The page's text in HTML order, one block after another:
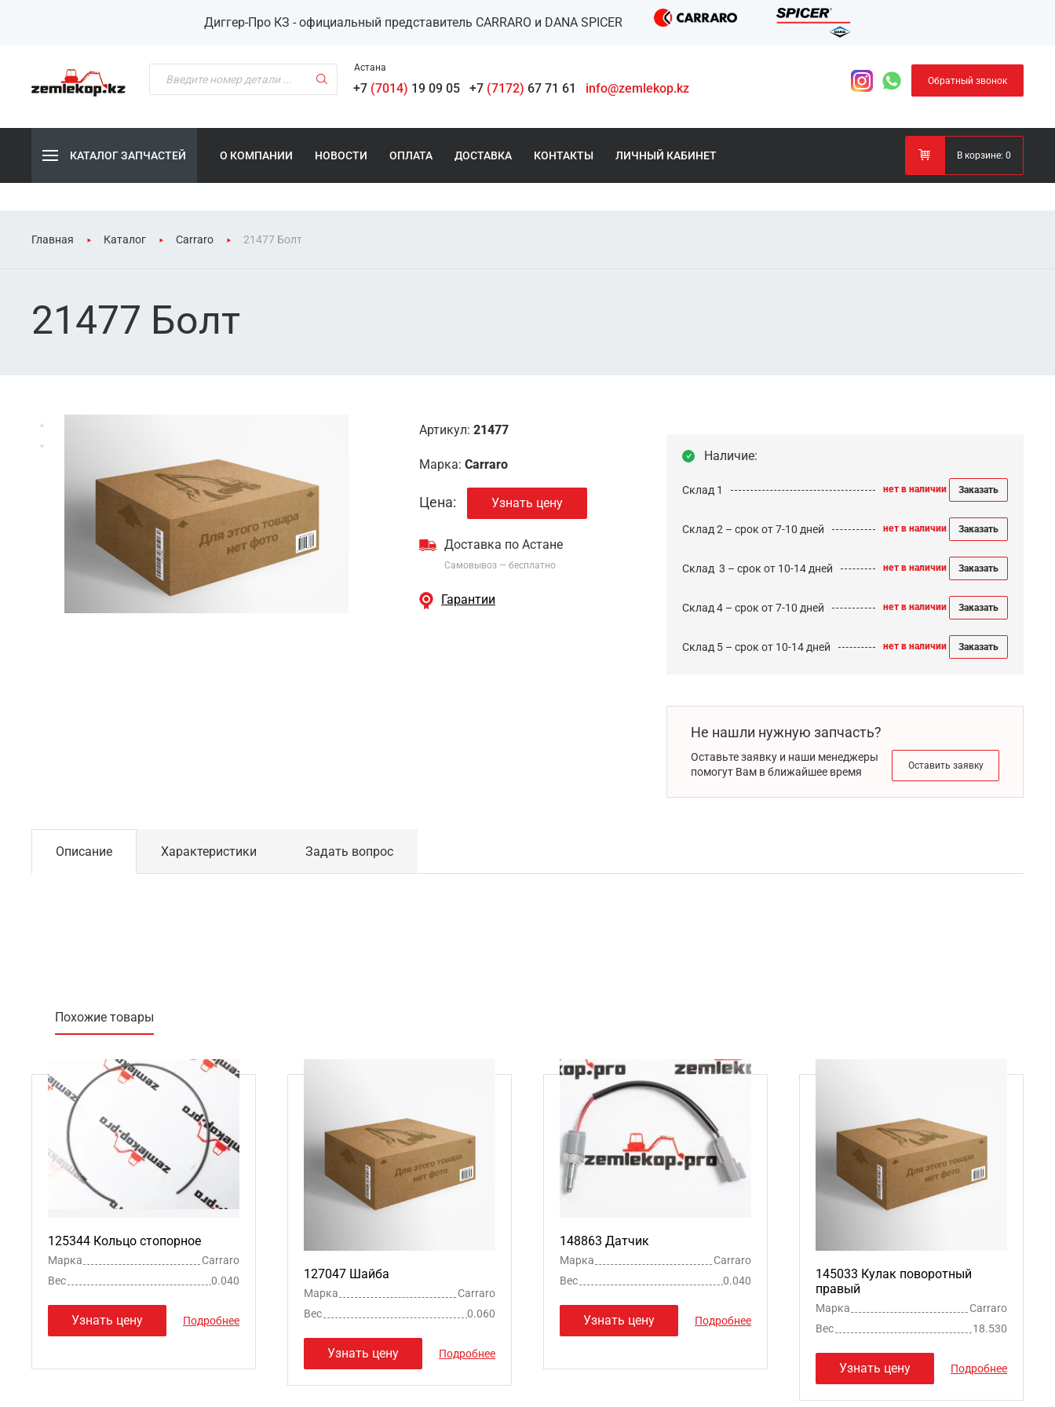
Диггер-Про КЗ - официальный представитель CARRARO и DANA SPICER
Астана
+7 (7014) 19 09 05 +7 (7172) 67 71 61 info@zemlekop.kz Обратный звонок
КАТАЛОГ ЗАПЧАСТЕЙ О КОМПАНИИ НОВОСТИ ОПЛАТА ДОСТАВКА КОНТАКТЫ ЛИЧНЫЙ КАБИНЕТ В корзине: 0
Главная Каталог Carraro 21477 Болт
21477 Болт
Артикул: 21477
Марка: Carraro
Цена: Узнать цену
Доставка по Астане
Самовывоз — бесплатно
Гарантии
Наличие:
Склад 1 нет в наличии Заказать
Склад 2 – срок от 7-10 дней нет в наличии Заказать
Cклад 3 – срок от 10-14 дней нет в наличии Заказать
Склад 4 – срок от 7-10 дней нет в наличии Заказать
Склад 5 – срок от 10-14 дней нет в наличии Заказать
Не нашли нужную запчасть?
Оставьте заявку и наши менеджеры
помогут Вам в ближайшее время
Оставить заявку
Описание Характеристики Задать вопрос
Похожие товары
125344 Кольцо стопорное
Марка
Carraro
Вес
0.040
Узнать цену Подробнее
127047 Шайба
Марка
Carraro
Вес
0.060
Узнать цену Подробнее
148863 Датчик
Марка
Carraro
Вес
0.040
Узнать цену Подробнее
145033 Кулак поворотный
правый
Марка
Carraro
Вес
18.530
Узнать цену Подробнее